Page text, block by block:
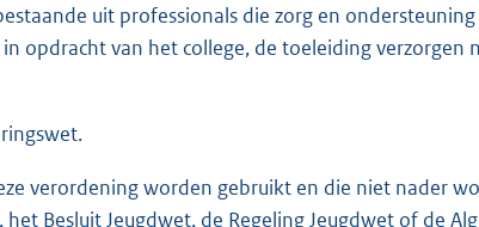
uit professionals die zorg en
in opdracht van het college, de toeleiding verzorgen
verordening worden gebruikt en die niet nader
Besluit Jeugdwet, de Regeling Jeugdwet of de